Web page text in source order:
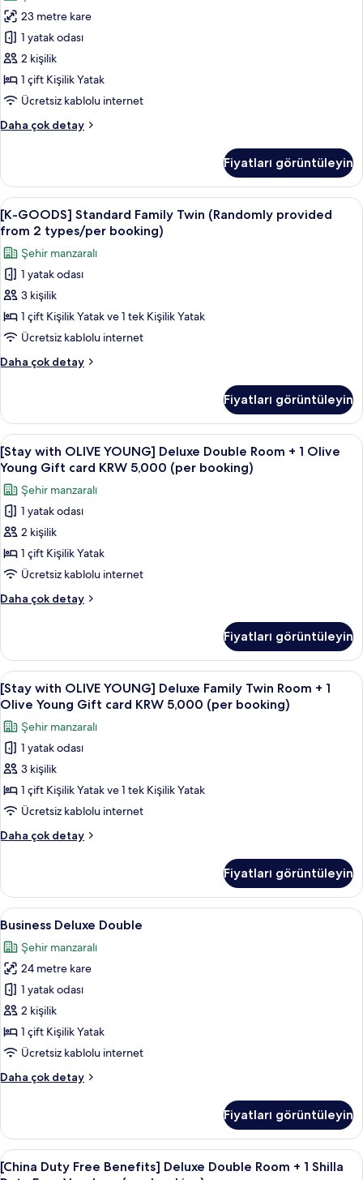
fotoğrafları
görün
Duty
Free
Vouchers
(per
hakkında
daha
detay
Double
Room
(Randomly
provided
from
types/per
tüm
fotoğrafları
görün
23 metre kare
1 yatak odası
2 kişilik
1 çift Kişilik Yatak
Ücretsiz kablolu internet
Daha çok detay
[K-
Double
Room
(Randomly
provided
2
types/per
booking)
hakkında
daha
detay
Fiyatları görüntüleyin
[K-
GOODS]
Standard
Family
Twin
(Randomly
provided
from
2
types/per
için
tüm
fotoğrafları
görün
Kaliteli yatak takımı, kuştüyü yorgan,
7
[K-GOODS] Standard Family Twin (Randomly provided
from 2 types/per booking)
Şehir manzaralı
1 yatak odası
3 kişilik
1 çift Kişilik Yatak ve 1 tek Kişilik Yatak
Ücretsiz kablolu internet
Daha çok detay
[K-
Twin
(Randomly
provided
from
types/per
booking)
hakkında
daha
fazla
Fiyatları görüntüleyin
[Stay
with
OLIVE
YOUNG]
Deluxe
Double
Room
+
1
Olive
Gift
card
KRW
5,000
(per
booking)
için
tüm
fotoğrafları
görün
Kaliteli yatak takımı, kuştüyü yorgan,
7
[Stay with OLIVE YOUNG] Deluxe Double Room + 1 Olive
Young Gift card KRW 5,000 (per booking)
Şehir manzaralı
1 yatak odası
2 kişilik
1 çift Kişilik Yatak
Ücretsiz kablolu internet
Daha çok detay
[Stay
Deluxe
Double
Room
+
Olive
Young
Gift
card
KRW
(per
booking)
hakkında
detay
Fiyatları görüntüleyin
[Stay
with
OLIVE
YOUNG]
Deluxe
Family
Twin
Room
+
1
Young
Gift
card
KRW
5,000
(per
booking)
için
tüm
fotoğrafları
görün
Kaliteli yatak takımı, kuştüyü yorgan,
7
[Stay with OLIVE YOUNG] Deluxe Family Twin Room + 1
Olive Young Gift card KRW 5,000 (per booking)
Şehir manzaralı
1 yatak odası
3 kişilik
1 çift Kişilik Yatak ve 1 tek Kişilik Yatak
Ücretsiz kablolu internet
Daha çok detay
[Stay
Deluxe
Family
Twin
+
Olive
Young
Gift
card
KRW
5,000
booking)
fazla
detay
Fiyatları görüntüleyin
Business
Deluxe
Double
için
tüm
fotoğrafları
görün
Kaliteli yatak takımı, kuştüyü yorgan,
6
Business Deluxe Double
Şehir manzaralı
24 metre kare
1 yatak odası
2 kişilik
1 çift Kişilik Yatak
Ücretsiz kablolu internet
Daha çok detay
Business
daha
fazla
detay
Fiyatları görüntüleyin
[China
Duty
Kaliteli yatak takımı, kuştüyü yorgan,
7
[China Duty Free Benefits] Deluxe Double Room + 1 Shilla